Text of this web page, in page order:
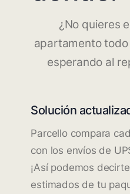
¿No quieres
apartamento
esperando al
Solución
Parcello compara
con los envíos de
¡Así podemos
estimados de tu